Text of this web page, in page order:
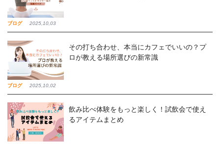
ブログ 2025,10,03
ブログ 2025,10,02
その打ち合わせ、本当にカフェでいいの？プ
ロが教える場所選びの新常識
飲み比べ体験をもっと楽しく！試飲会で使え
るアイテムまとめ